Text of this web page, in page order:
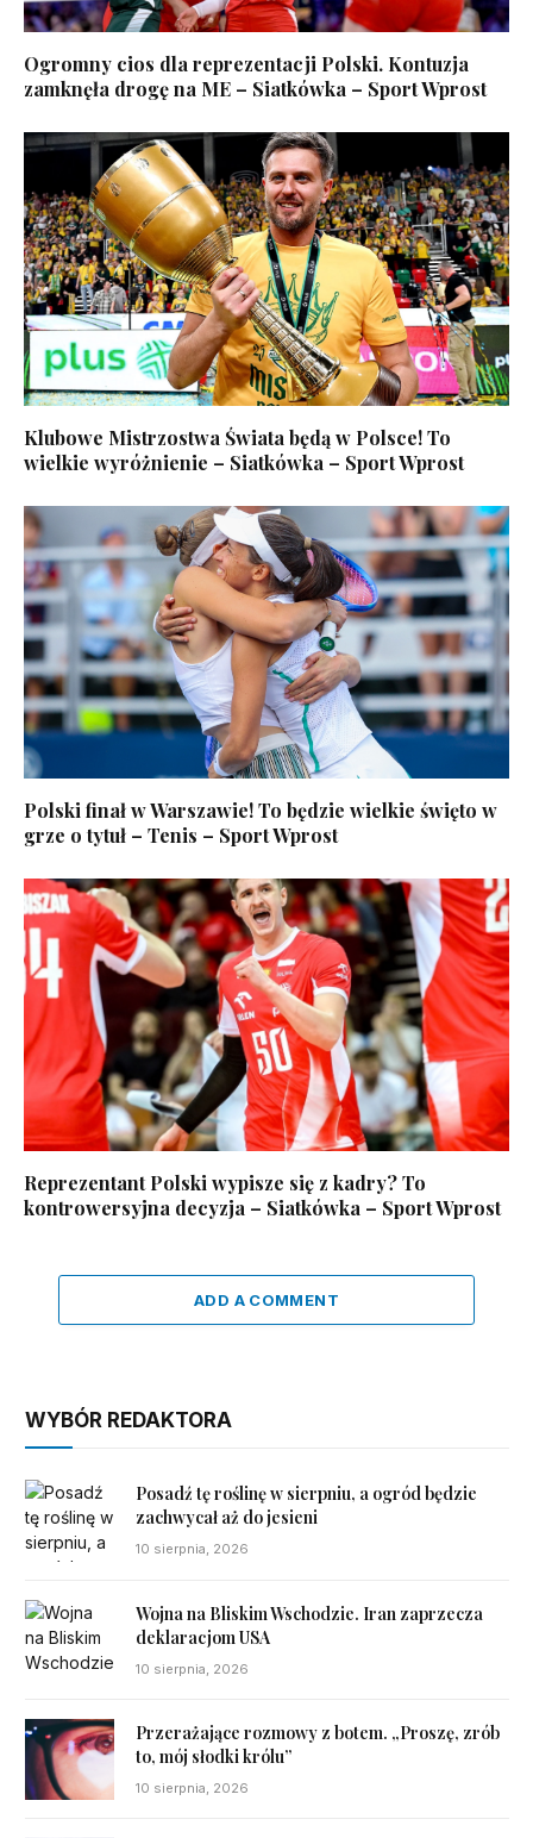
Ogromny cios dla reprezentacji Polski. Kontuzja
zamknęła drogę na ME – Siatkówka – Sport Wprost
Klubowe Mistrzostwa Świata będą w Polsce! To
wielkie wyróżnienie – Siatkówka – Sport Wprost
Polski finał w Warszawie! To będzie wielkie święto w
grze o tytuł – Tenis – Sport Wprost
Reprezentant Polski wypisze się z kadry? To
kontrowersyjna decyzja – Siatkówka – Sport Wprost
ADD A COMMENT
WYBÓR REDAKTORA
Posadź tę roślinę w sierpniu, a ogród będzie
zachwycał aż do jesieni
10 sierpnia, 2026
Wojna na Bliskim Wschodzie. Iran zaprzecza
deklaracjom USA
10 sierpnia, 2026
Przerażające rozmowy z botem. „Proszę, zrób
to, mój słodki królu”
10 sierpnia, 2026